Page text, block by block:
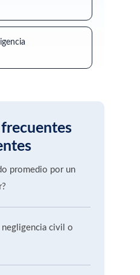
promedio por un
negligencia civil o